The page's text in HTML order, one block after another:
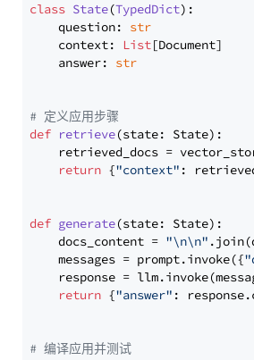
class State(TypedDict):
    question:
str
    context:
List[Document]
    answer:
str
# 定义应用步骤
def retrieve(state: State):
retrieved_docs =
return {"context" :
def generate(state: State):
    docs_content =
"\n\n"
    messages = prompt.invoke({
response =
return {"answer" :
# 编译应用并测试